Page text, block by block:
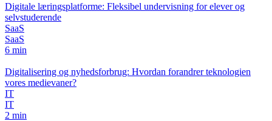
Digitale læringsplatforme: Fleksibel undervisning for elever og
selvstuderende
SaaS
SaaS
6 min
Digitalisering og nyhedsforbrug: Hvordan forandrer teknologien
vores medievaner?
IT
IT
2 min